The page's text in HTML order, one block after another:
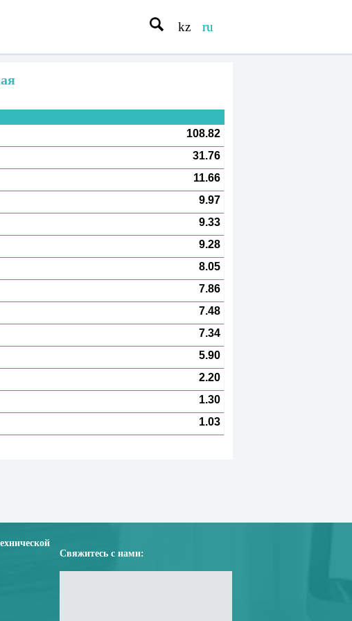
kz ru
108.82
31.76
11.66
9.97
9.33
9.28
8.05
7.86
7.48
7.34
5.90
2.20
1.30
1.03
Свяжитесь с нами: